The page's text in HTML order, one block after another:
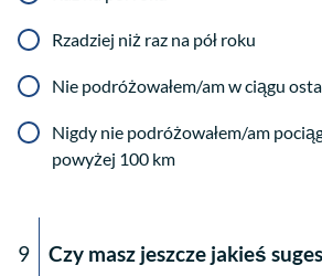
Rzadziej niż raz na pół roku
Nie podróżowałem/am w ciągu
Nigdy nie podróżowałem/am
powyżej 100 km
9
Czy masz jeszcze jakieś